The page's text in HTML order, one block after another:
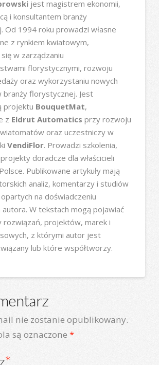
jest magistrem ekonomii,
i konsultantem branży
Od 1994 roku prowadzi własne
z rynkiem kwiatowym,
w zarządzaniu
florystycznymi, rozwoju
oraz wykorzystaniu nowych
branży florystycznej. Jest
projektu BouquetMat,
z Eldrut Automatics przy rozwoju
oraz uczestniczy w
VendiFlor. Prowadzi szkolenia,
doradcze dla właścicieli
Publikowane artykuły mają
analiz, komentarzy i studiów
na doświadczeniu
W tekstach mogą pojawiać
rozwiązań, projektów, marek i
z którymi autor jest
lub które współtworzy.
nie zostanie opublikowany.
są oznaczone *
*